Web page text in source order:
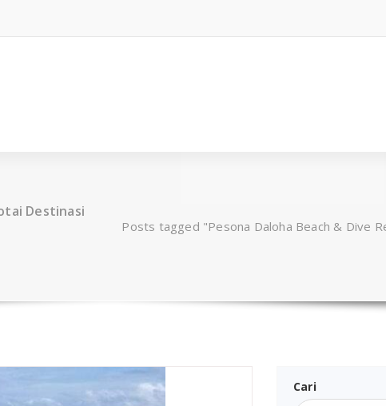
Destinasi
Posts tagged "Pesona Daloha Beach & Dive
Cari